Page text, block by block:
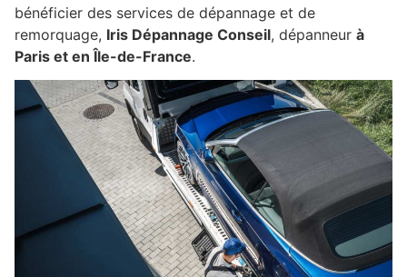
bénéficier des services de dépannage et de
remorquage, Iris Dépannage Conseil, dépanneur à
Paris et en Île-de-France.